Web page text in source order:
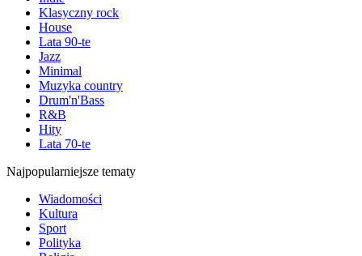
Klasyczny rock
House
Lata 90-te
Jazz
Minimal
Muzyka country
Drum'n'Bass
R&B
Hity
Lata 70-te
Najpopularniejsze tematy
Wiadomości
Kultura
Sport
Polityka